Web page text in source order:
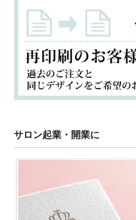
サロン起業・開業に